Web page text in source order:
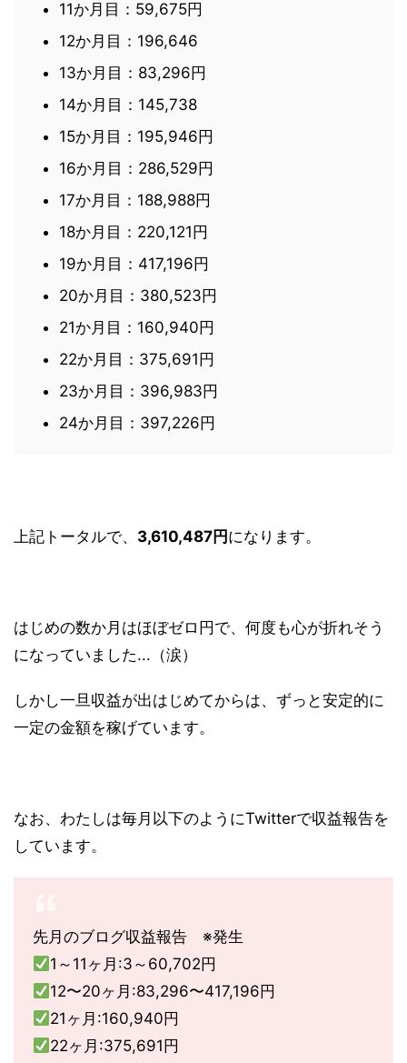
11か月目：59,675円
12か月目：196,646
13か月目：83,296円
14か月目：145,738
15か月目：195,946円
16か月目：286,529円
17か月目：188,988円
18か月目：220,121円
19か月目：417,196円
20か月目：380,523円
21か月目：160,940円
22か月目：375,691円
23か月目：396,983円
24か月目：397,226円
上記トータルで、 3,610,487円 になります。
はじめの数か月はほぼゼロ円で、何度も心が折れそう
になっていました...（涙）
しかし一旦収益が出はじめてからは、ずっと安定的に
一定の金額を稼げています。
なお、わたしは毎月以下のようにTwitterで収益報告を
しています。
先月のブログ収益報告 ※発生
1～11ヶ月:3～60,702円
12〜20ヶ月:83,296〜417,196円
21ヶ月:160,940円
22ヶ月:375,691円